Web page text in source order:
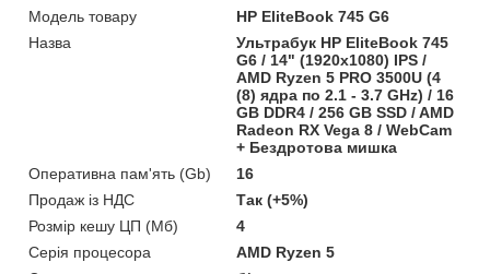
Модель товару
HP EliteBook 745 G6
Назва
Ультрабук HP EliteBook 745
G6 / 14" (1920x1080) IPS /
AMD Ryzen 5 PRO 3500U (4
(8) ядра по 2.1 - 3.7 GHz) / 16
GB DDR4 / 256 GB SSD / AMD
Radeon RX Vega 8 / WebCam
+ Бездротова мишка
Оперативна пам'ять (Gb)
16
Продаж із НДС
Так (+5%)
Розмір кешу ЦП (Мб)
4
Серія процесора
AMD Ryzen 5